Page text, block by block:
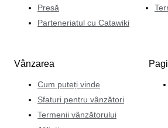
Presă
Parteneriatul cu Catawiki
Vânzarea
Cum puteți vinde
Sfaturi pentru vânzători
Termenii vânzătorului